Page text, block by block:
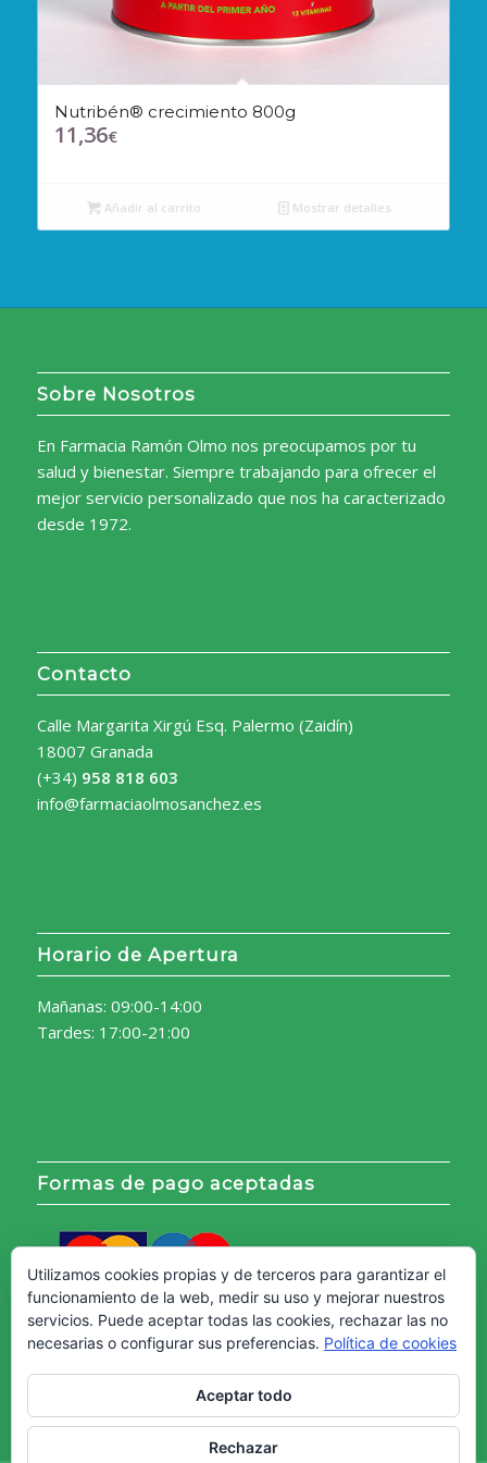
Nutribén® crecimiento 800g
11,36€
Añadir al carrito Mostrar detalles
Sobre Nosotros
En Farmacia Ramón Olmo nos preocupamos por tu
salud y bienestar. Siempre trabajando para ofrecer el
mejor servicio personalizado que nos ha caracterizado
desde 1972.
Contacto
Calle Margarita Xirgú Esq. Palermo (Zaidín)
18007 Granada
(+34) 958 818 603
info@farmaciaolmosanchez.es
Horario de Apertura
Mañanas: 09:00-14:00
Tardes: 17:00-21:00
Formas de pago aceptadas
Utilizamos cookies propias y de terceros para garantizar el
funcionamiento de la web, medir su uso y mejorar nuestros
servicios. Puede aceptar todas las cookies, rechazar las no
necesarias o configurar sus preferencias. Política de cookies
Aceptar todo
Rechazar